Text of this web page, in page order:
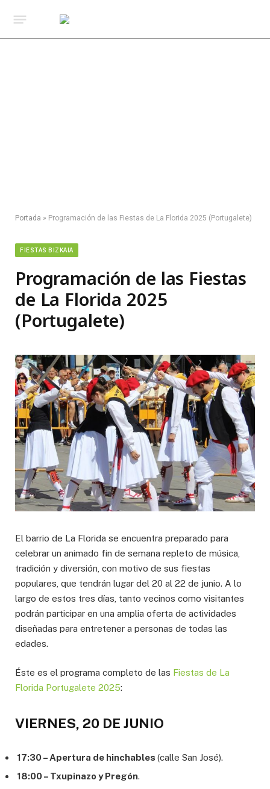
Portada » Programación de las Fiestas de La Florida 2025 (Portugalete)
FIESTAS BIZKAIA
Programación de las Fiestas
de La Florida 2025
(Portugalete)
El barrio de La Florida se encuentra preparado para
celebrar un animado fin de semana repleto de música,
tradición y diversión, con motivo de sus fiestas
populares, que tendrán lugar del 20 al 22 de junio. A lo
largo de estos tres días, tanto vecinos como visitantes
podrán participar en una amplia oferta de actividades
diseñadas para entretener a personas de todas las
edades.
Éste es el programa completo de las Fiestas de La
Florida Portugalete 2025:
VIERNES, 20 DE JUNIO
17:30 – Apertura de hinchables (calle San José).
18:00 – Txupinazo y Pregón.